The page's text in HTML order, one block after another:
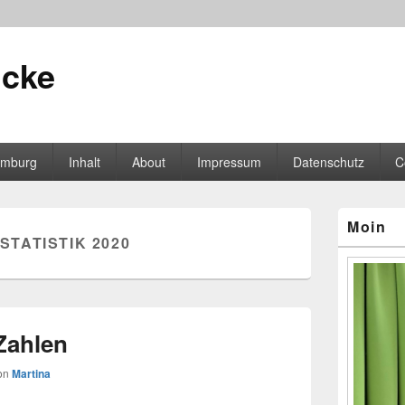
Inhalt About Impressum Datenschutz
STATISTIK 2020
Martina
Seitenleisten-
Moin